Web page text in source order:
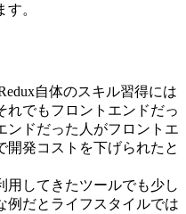
。
自体のスキル習得には
れでもフロントエンドだっ
ンドだった人がフロントエ
開発コストを下げられたと
用してきたツールでも少し
例だとライフスタイルでは